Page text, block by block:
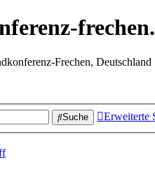
Frechen, Deutschland
Suche Erweiterte